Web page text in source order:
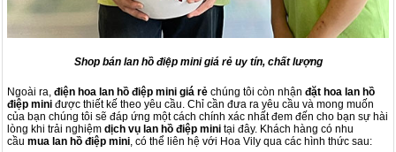
Shop bán lan hồ điệp mini giá rẻ uy tín, chất lượng
Ngoài ra, điện hoa lan hồ điệp mini giá rẻ chúng tôi còn nhận đặt hoa lan hồ
điệp mini được thiết kế theo yêu cầu. Chỉ cần đưa ra yêu cầu và mong muốn
của bạn chúng tôi sẽ đáp ứng một cách chính xác nhất đem đến cho bạn sự hài
lòng khi trải nghiệm dịch vụ lan hồ điệp mini tại đây. Khách hàng có nhu
cầu mua lan hồ điệp mini, có thể liên hệ với Hoa Vily qua các hình thức sau: